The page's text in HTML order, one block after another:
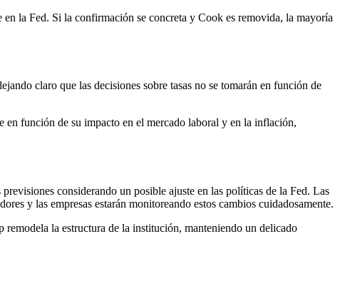
la Fed. Si la confirmación se concreta y Cook es removida, la mayoría
claro que las decisiones sobre tasas no se tomarán en función de
en función de su impacto en el mercado laboral y en la inflación,
considerando un posible ajuste en las políticas de la Fed. Las
y las empresas estarán monitoreando estos cambios cuidadosamente.
la estructura de la institución, manteniendo un delicado